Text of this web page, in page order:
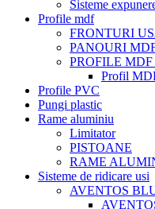
Sisteme
Profile mdf
FRONTURI
PANOURI
PROFILE
Profil
Profile PVC
Pungi plastic
Rame aluminiu
Limitator
PISTOANE
RAME
Sisteme de ridicare usi
AVENTOS